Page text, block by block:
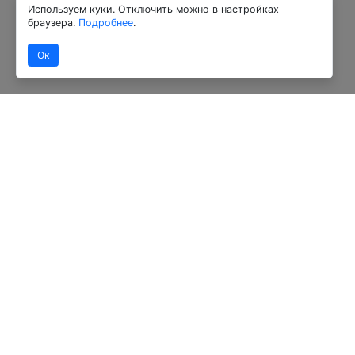
Используем куки. Отключить можно в настройках
браузера. Подробнее.
Ок